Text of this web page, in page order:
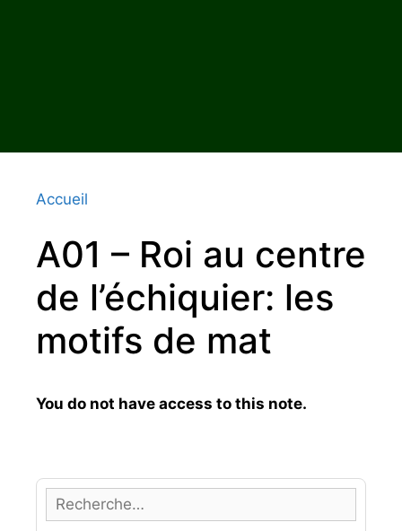
Accueil
A01 – Roi au centre
de l’échiquier: les
motifs de mat
You do not have access to this note.
e